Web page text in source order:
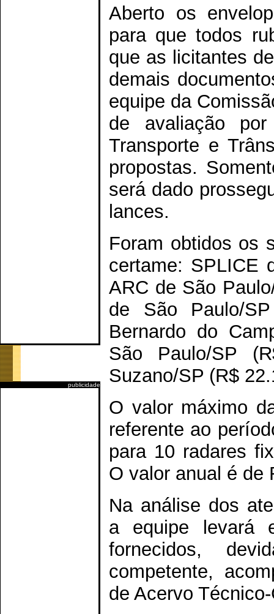
publicidade
Aberto os
para que todos
que as licitantes
demais
equipe da
de avaliação
Transporte e
propostas.
será dado
lances.
Foram obtidos os
certame: SPLICE
ARC de São
de São Paulo/
Bernardo do
São Paulo/SP
Suzano/SP (R$
O valor máximo
referente ao
para 10 radares
O valor anual é de
Na análise dos
a equipe levará
fornecidos,
competente,
de Acervo Técnico-